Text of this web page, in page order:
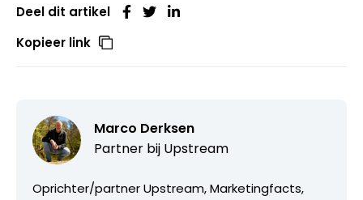
Deel dit artikel
Kopieer link
Marco Derksen
Partner bij Upstream
Oprichter/partner Upstream, Marketingfacts,